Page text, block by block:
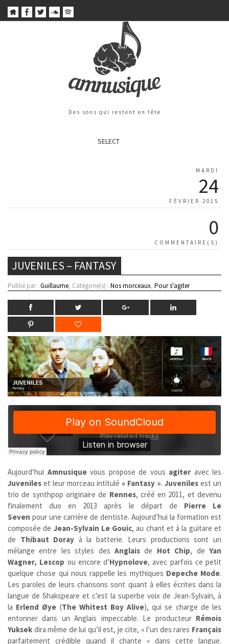
Des sons qui restent en tête
SELECT
MARDI
24
FÉVRIER 2015
0
COMMENTAIRE(S)
JUVENILES – FANTASY
Publié par : Guillaume, Catégorie(s) : Nos morceaux, Pour s'agiter
Aujourd’hui Amnusiquevous propose de vous agiter avec les
Juveniles et leur morceau intitulé « Fantasy ».Juveniles est un
trio de synthpop originaire de Rennes, créé en 2011, et devenu
finalement duo en 2013 après le départ de Pierre Le
Seven pour une carrière de dentiste. Aujourd’hui la formation est
composée de Jean-Sylvain Le Gouic, au chant et à la guitare et
de Thibaut Doray à la batterie. Leurs productions sont un
mélange entre les styles des Anglais de Hot Chip, deYan
Wagner, Lescop ou encore d’Hypnolove, avec parfois ce petit
quelque chose qui nous rappelle les mythiques Depeche Mode.
Les paroles de leurs chansons sont quant à elles écrites dans la
langue de Shakspeare et c’est la superbe voix de Jean-Sylvain, à
la Erlend Øye (The Whitest Boy Alive), qui se charge de les
entonner dans un Anglais impeccable. Le producteur Rémois
Yuksek dira même de lui qu’il est, je cite, « l’un des rares Français
parfaitement crédible quand il chante » dans cette langue.